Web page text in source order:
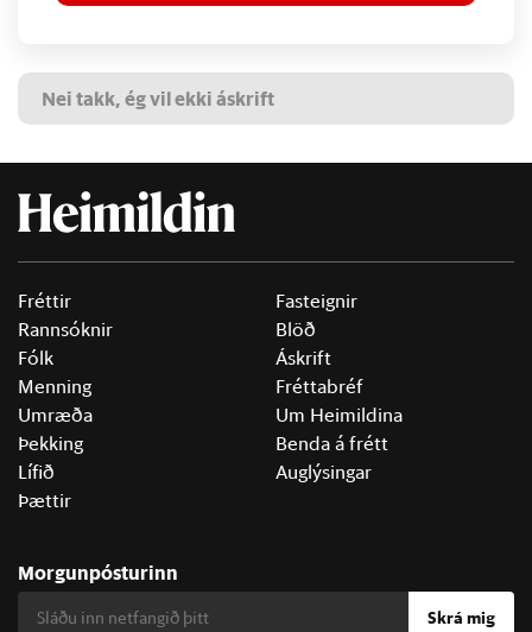
Nei takk, ég vil ekki áskrift
Fréttir
Rannsóknir
Fólk
Menning
Umræða
Þekking
Lífið
Þættir
Fasteignir
Blöð
Áskrift
Fréttabréf
Um Heimildina
Benda á frétt
Auglýsingar
Morgunpósturinn
Skrá mig